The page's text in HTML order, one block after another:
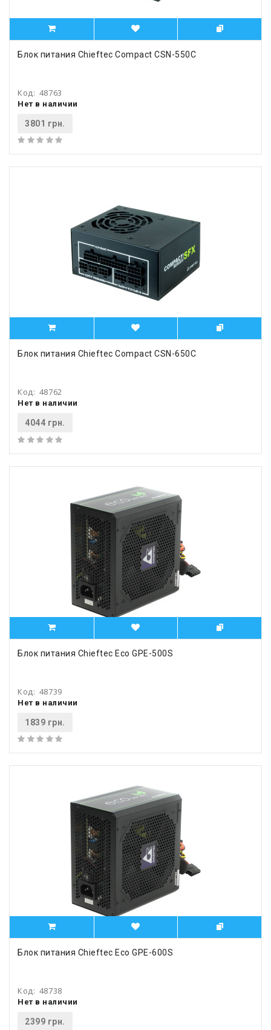
Блок питания Chieftec Compact CSN-550C
Код: 48763
Нет в наличии
3801 грн.
Блок питания Chieftec Compact CSN-650C
Код: 48762
Нет в наличии
4044 грн.
Блок питания Chieftec Eco GPE-500S
Код: 48739
Нет в наличии
1839 грн.
Блок питания Chieftec Eco GPE-600S
Код: 48738
Нет в наличии
2399 грн.